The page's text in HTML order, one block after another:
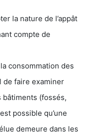
la nature de l’appât
compte de
consommation des
de faire examiner
(fossés,
possible qu’une
demeure dans les